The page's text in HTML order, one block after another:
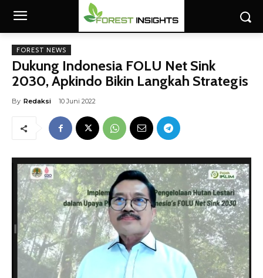
FOREST NEWS
Dukung Indonesia FOLU Net Sink
2030, Apkindo Bikin Langkah Strategis
By Redaksi 10 Juni 2022